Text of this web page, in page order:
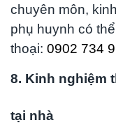
chuyên môn,
phụ huynh có
thoại: 0902 734
8. Kinh nghiệm
tại nhà